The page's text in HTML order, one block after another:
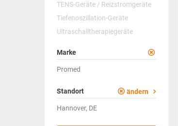
TENS-Geräte / Reizstromgeräte
Tiefenoszillation-Geräte
Ultraschalltherapiegeräte
Marke
Promed
Standort ändern
Hannover, DE